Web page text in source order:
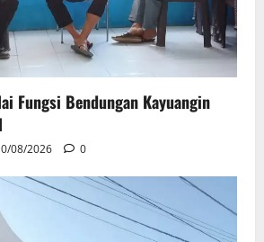
Fungsi Bendungan Kayuangin
08/2026 0